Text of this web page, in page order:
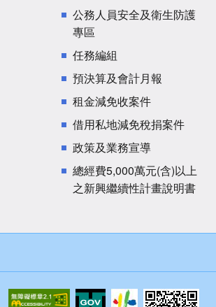
公務人員安全及衛生防護
專區
任務編組
預決算及會計月報
租金減免收案件
借用私地減免稅捐案件
政策及業務宣導
總經費5,000萬元(含)以上
之新興繼續性計畫說明書